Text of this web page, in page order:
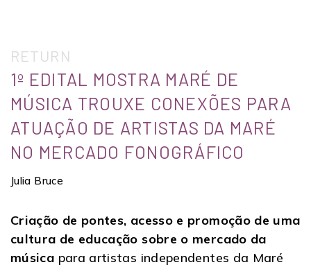
RETURN
1º EDITAL MOSTRA MARÉ DE
MÚSICA TROUXE CONEXÕES PARA
ATUAÇÃO DE ARTISTAS DA MARÉ
NO MERCADO FONOGRÁFICO
Julia Bruce
Criação de pontes, acesso e promoção de uma
cultura de educação sobre o mercado da
música para artistas independentes da Maré